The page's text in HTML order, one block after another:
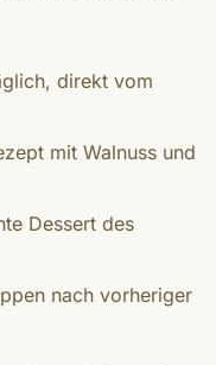
direkt vom
mit Walnuss und
Dessert des
nach vorheriger